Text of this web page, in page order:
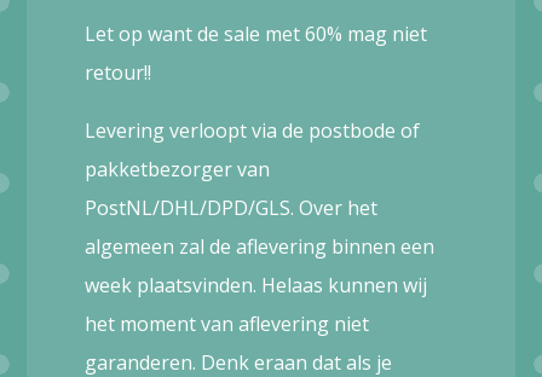
Let op want de sale met 60% mag niet
retour!!
Levering verloopt via de postbode of
pakketbezorger van
PostNL/DHL/DPD/GLS. Over het
algemeen zal de aflevering binnen een
week plaatsvinden. Helaas kunnen wij
het moment van aflevering niet
garanderen. Denk eraan dat als je